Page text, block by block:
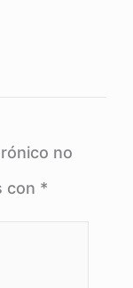
no
con *